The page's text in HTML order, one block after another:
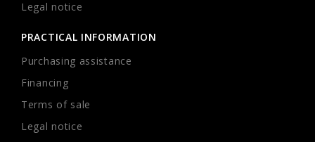
Legal notice
PRACTICAL INFORMATION
Purchasing assistance
Financing
Terms of sale
Legal notice